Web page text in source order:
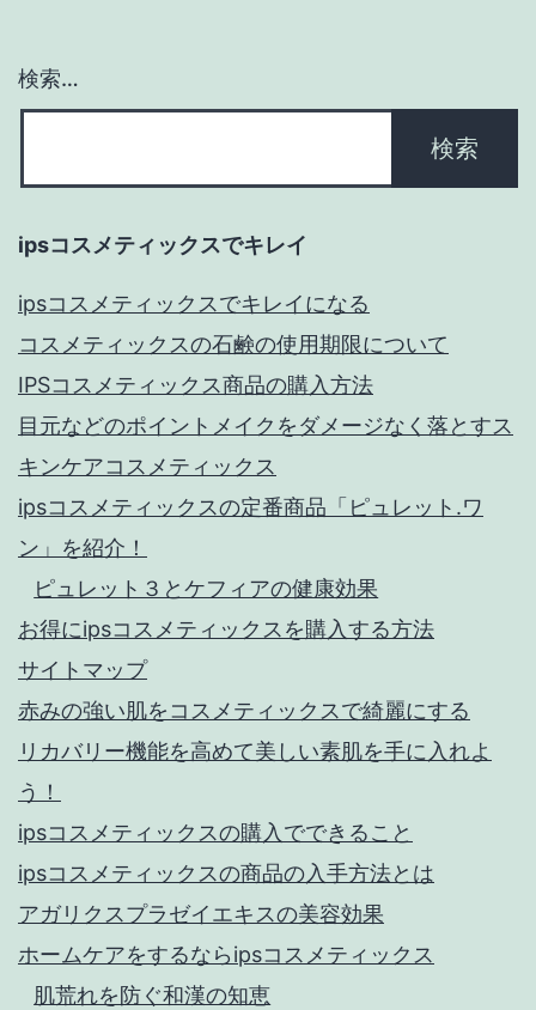
検索…
ipsコスメティックスでキレイ
ipsコスメティックスでキレイになる
コスメティックスの石鹸の使用期限について
IPSコスメティックス商品の購入方法
目元などのポイントメイクをダメージなく落とすス
キンケアコスメティックス
ipsコスメティックスの定番商品「ピュレット.ワ
ン」を紹介！
ピュレット３とケフィアの健康効果
お得にipsコスメティックスを購入する方法
サイトマップ
赤みの強い肌をコスメティックスで綺麗にする
リカバリー機能を高めて美しい素肌を手に入れよ
う！
ipsコスメティックスの購入でできること
ipsコスメティックスの商品の入手方法とは
アガリクスプラゼイエキスの美容効果
ホームケアをするならipsコスメティックス
肌荒れを防ぐ和漢の知恵